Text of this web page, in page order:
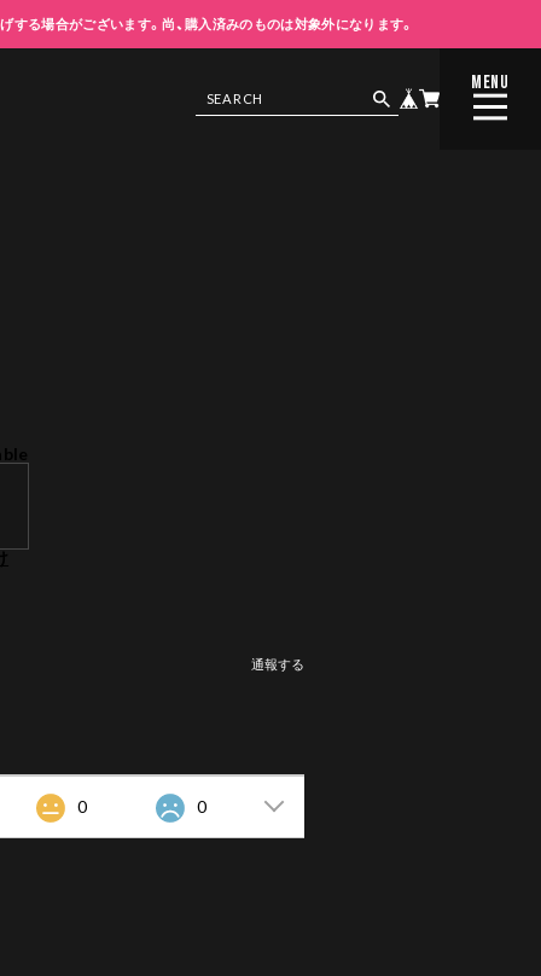
る場合がございます。尚、購入済みのものは対象外になります。
MENU
CLOSE
通報する
0 0